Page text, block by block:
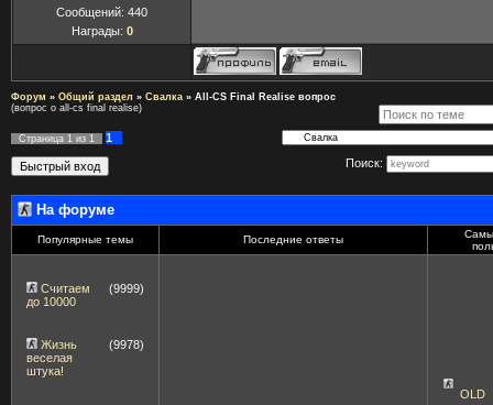
Сообщений: 440
Награды: 0
Форум » Общий раздел » Свалка » All-CS Final Realise вопрос
(вопрос о all-cs final realise)
Страница 1 из 1
1
Поиск:
На форуме
Популярные темы Последние ответы
Считаем
до 10000
(9999)
Жизнь
веселая
штука!
(9978)
OLD